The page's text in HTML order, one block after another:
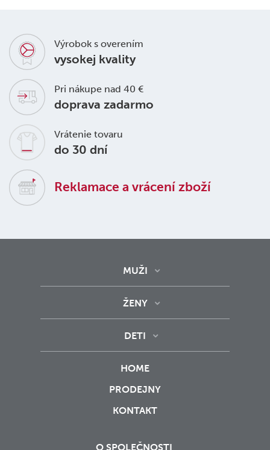
Výrobok s overením
vysokej kvality
Pri nákupe nad 40 €
doprava zadarmo
Vrátenie tovaru
do 30 dní
Reklamace a vrácení zboží
MUŽI
ŽENY
DETI
HOME
PRODEJNY
KONTAKT
O SPOLEČNOSTI